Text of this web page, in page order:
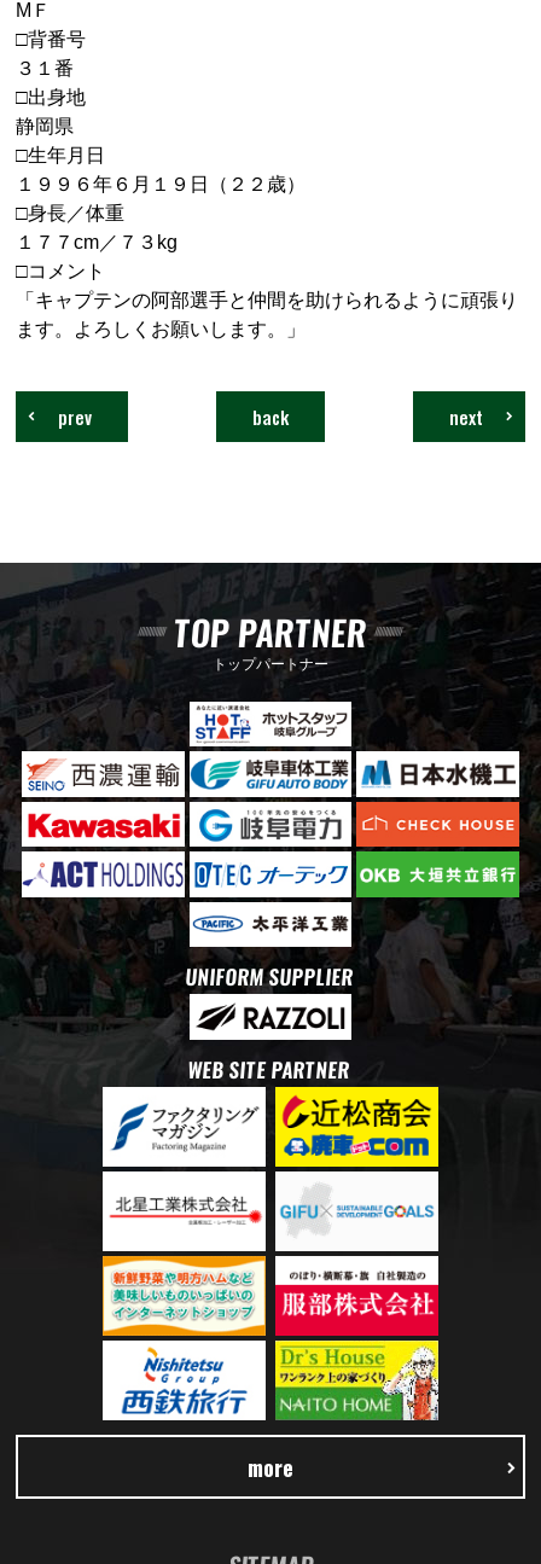
M Ｆ
□背番号
３１番
□出身地
静岡県
□生年月日
１９９６年６月１９日（２２歳）
□身長／体重
１７７cm／７３kg
□コメント
「キャプテンの阿部選手と仲間を助けられるように頑張り
ます。よろしくお願いします。」
next
back
prev
TOP PARTNER
トップパートナー
UNIFORM SUPPLIER
WEB SITE PARTNER
more